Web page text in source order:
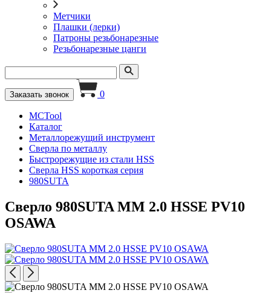
Метчики
Плашки (лерки)
Патроны резьбонарезные
Резьбонарезные цанги
Заказать звонок 0
MCTool
Каталог
Металлорежущий инструмент
Сверла по металлу
Быстрорежущие из стали HSS
Сверла HSS короткая серия
980SUTA
Сверло 980SUTA MM 2.0 HSSE PV10
OSAWA